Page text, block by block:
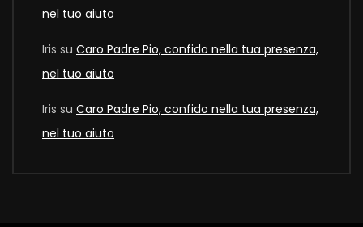
nel tuo aiuto
Iris su Caro Padre Pio, confido nella tua presenza,
nel tuo aiuto
Iris su Caro Padre Pio, confido nella tua presenza,
nel tuo aiuto